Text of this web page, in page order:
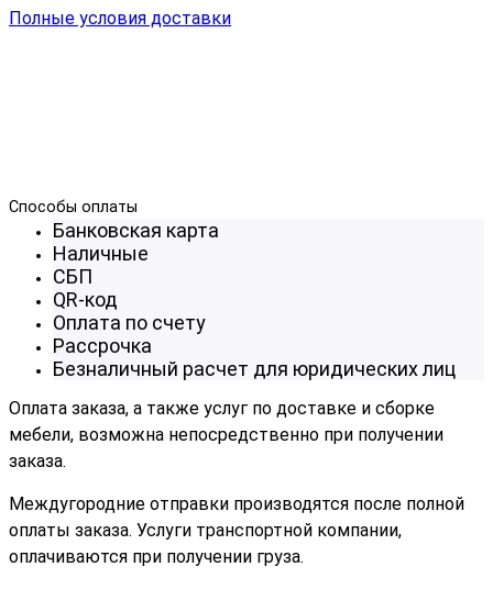
Полные условия доставки
Способы оплаты
Банковская карта
Наличные
СБП
QR-код
Оплата по счету
Рассрочка
Безналичный расчет для юридических лиц
Оплата заказа, а также услуг по доставке и сборке
мебели, возможна непосредственно при получении
заказа.
Междугородние отправки производятся после полной
оплаты заказа. Услуги транспортной компании,
оплачиваются при получении груза.